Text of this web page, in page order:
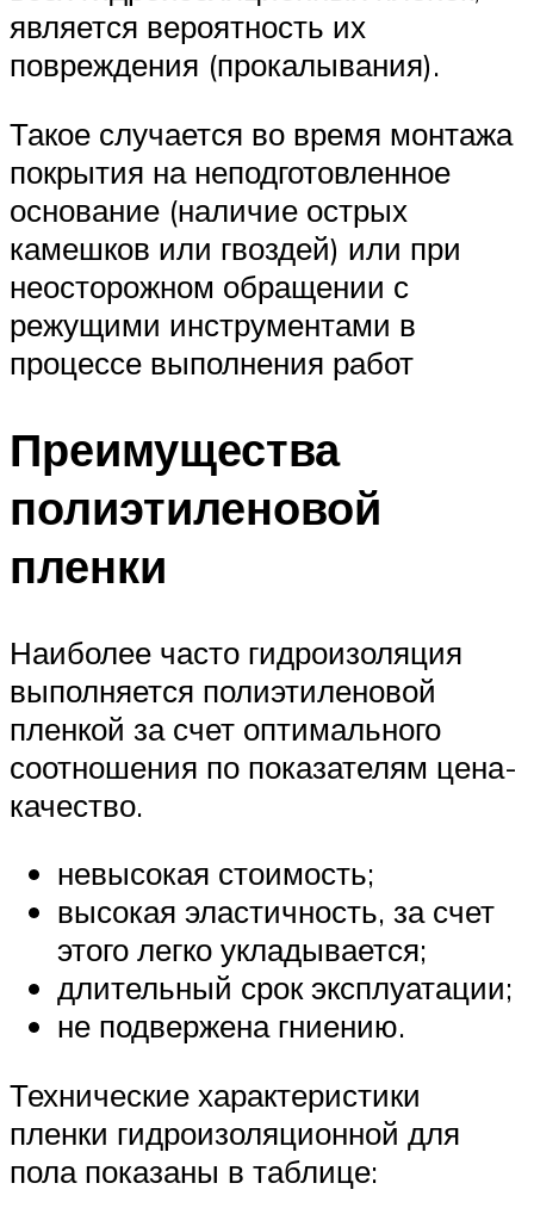
является вероятность их
повреждения (прокалывания).
Такое случается во время монтажа
покрытия на неподготовленное
основание (наличие острых
камешков или гвоздей) или при
неосторожном обращении с
режущими инструментами в
процессе выполнения работ
Преимущества
полиэтиленовой
пленки
Наиболее часто гидроизоляция
выполняется полиэтиленовой
пленкой за счет оптимального
соотношения по показателям цена-
качество.
невысокая стоимость;
высокая эластичность, за счет
этого легко укладывается;
длительный срок эксплуатации;
не подвержена гниению.
Технические характеристики
пленки гидроизоляционной для
пола показаны в таблице: